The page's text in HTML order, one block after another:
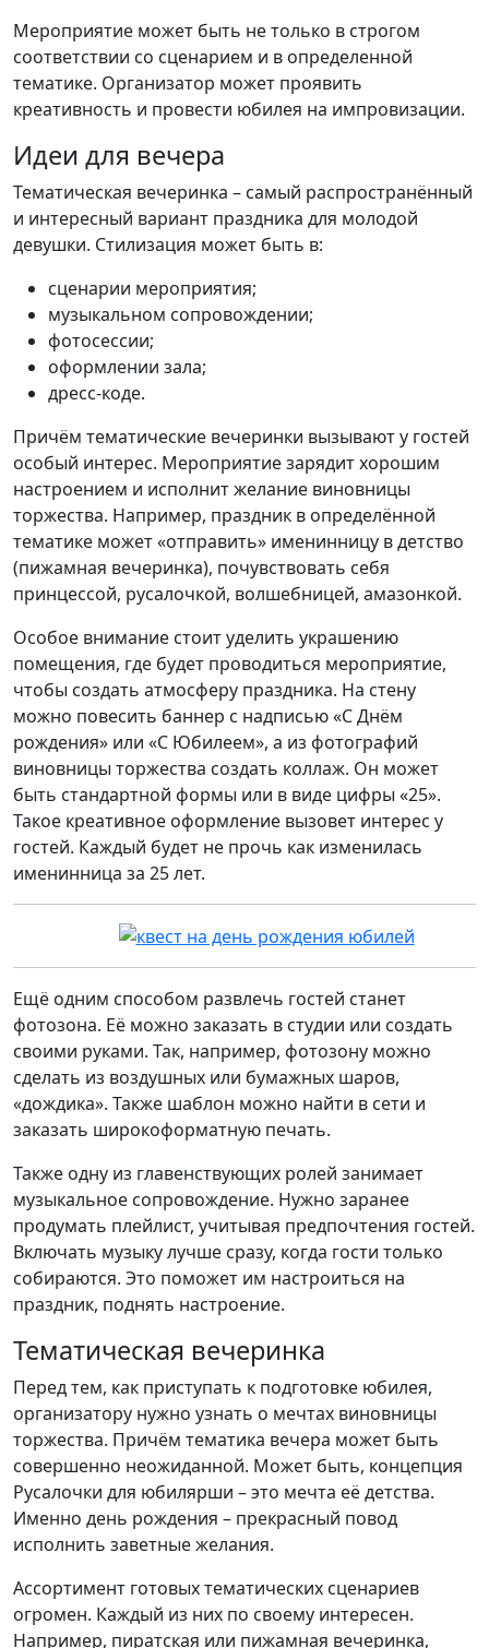
Мероприятие может быть не только в строгом
соответствии со сценарием и в определенной
тематике. Организатор может проявить
креативность и провести юбилея на импровизации.
Идеи для вечера
Тематическая вечеринка – самый распространённый
и интересный вариант праздника для молодой
девушки. Стилизация может быть в:
сценарии мероприятия;
музыкальном сопровождении;
фотосессии;
оформлении зала;
дресс-коде.
Причём тематические вечеринки вызывают у гостей
особый интерес. Мероприятие зарядит хорошим
настроением и исполнит желание виновницы
торжества. Например, праздник в определённой
тематике может «отправить» именинницу в детство
(пижамная вечеринка), почувствовать себя
принцессой, русалочкой, волшебницей, амазонкой.
Особое внимание стоит уделить украшению
помещения, где будет проводиться мероприятие,
чтобы создать атмосферу праздника. На стену
можно повесить баннер с надписью «С Днём
рождения» или «С Юбилеем», а из фотографий
виновницы торжества создать коллаж. Он может
быть стандартной формы или в виде цифры «25».
Такое креативное оформление вызовет интерес у
гостей. Каждый будет не прочь как изменилась
именинница за 25 лет.
Ещё одним способом развлечь гостей станет
фотозона. Её можно заказать в студии или создать
своими руками. Так, например, фотозону можно
сделать из воздушных или бумажных шаров,
«дождика». Также шаблон можно найти в сети и
заказать широкоформатную печать.
Также одну из главенствующих ролей занимает
музыкальное сопровождение. Нужно заранее
продумать плейлист, учитывая предпочтения гостей.
Включать музыку лучше сразу, когда гости только
собираются. Это поможет им настроиться на
праздник, поднять настроение.
Тематическая вечеринка
Перед тем, как приступать к подготовке юбилея,
организатору нужно узнать о мечтах виновницы
торжества. Причём тематика вечера может быть
совершенно неожиданной. Может быть, концепция
Русалочки для юбилярши – это мечта её детства.
Именно день рождения – прекрасный повод
исполнить заветные желания.
Ассортимент готовых тематических сценариев
огромен. Каждый из них по своему интересен.
Например, пиратская или пижамная вечеринка,